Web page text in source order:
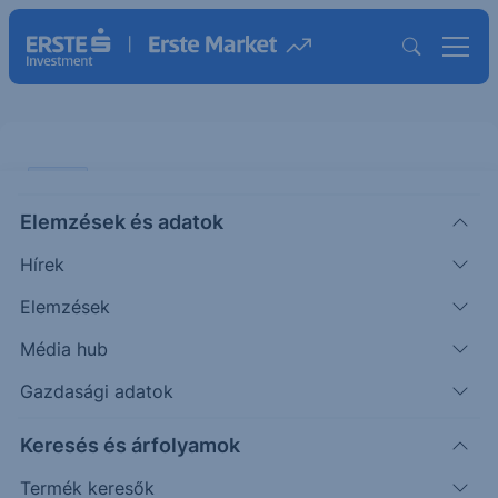
Elemzések és adatok
Hírek
Elemzések
Média hub
Gazdasági adatok
Keresés és árfolyamok
Termék keresők
euróval szemben, amit a kamatkülönbözet
támogat. Az MACD az eladási...